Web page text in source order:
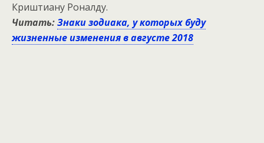
Криштиану Роналду.
Читать:Знаки зодиака, у которых буду
жизненные изменения в августе 2018